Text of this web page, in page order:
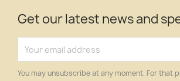
Get our latest news and
You may unsubscribe at any moment. For that